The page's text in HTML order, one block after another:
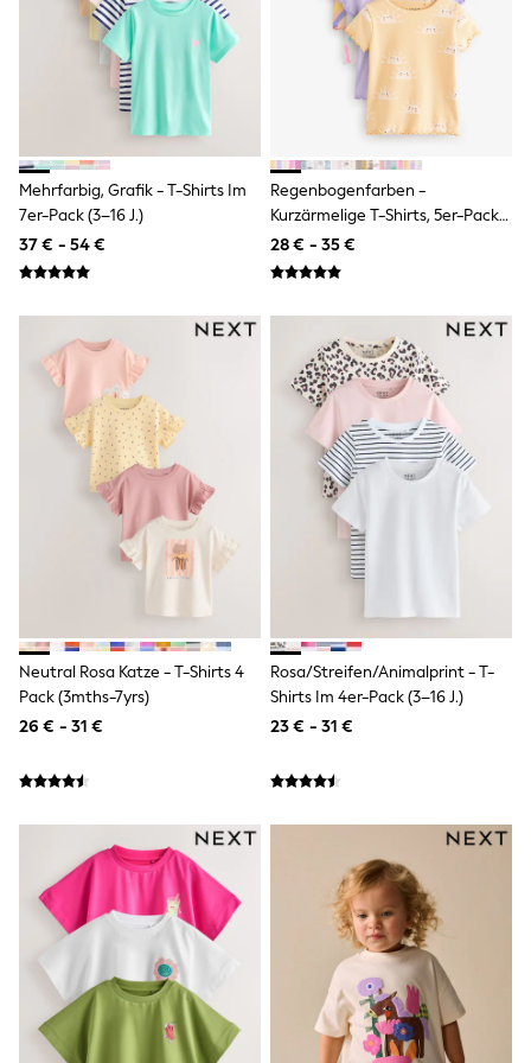
Shackets
Puddlesuits
Gilets
Fleeces
Teddy Borg
Puffers
Snowsuits
All Footwear
New In
Boots
Half Sizes
Wellies
Wide Fit
Shoes
All Underwear
Nighties
Pyjamas
Robes
Socks & Tights
All Bags & Accessories
Bags
All Occasionwear
All Partywear
Wedding
Cardigans
Skirts
Shop all
Shop All
Harry Potter
Spider man
New In
Trainers
Hoodies & Sweatshirts
T-Shirts & Vests
Leggings
Swim
adidas
Mehrfarbig, Grafik - T-Shirts Im
7er-Pack (3–16 J.)
37 € - 54 €
Regenbogenfarben -
Kurzärmelige T-Shirts, 5er-Pack
(3 Monate–7 Jahre)
28 € - 35 €
Neutral Rosa Katze - T-Shirts 4
Pack (3mths-7yrs)
26 € - 31 €
Rosa/Streifen/Animalprint - T-
Shirts Im 4er-Pack (3–16 J.)
23 € - 31 €